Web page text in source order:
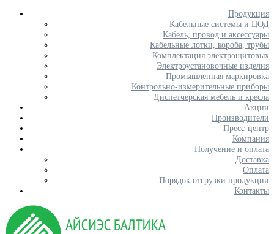
Продукция
Кабельные системы и ЦОД
Кабель, провод и аксессуары
Кабельные лотки, короба, трубы
Комплектация электрощитовых
Электроустановочные изделия
Промышленная маркировка
Контрольно-измерительные приборы
Диспетчерская мебель и кресла
Акции
Производители
Пресс-центр
Компания
Получение и оплата
Доставка
Оплата
Порядок отгрузки продукции
Контакты